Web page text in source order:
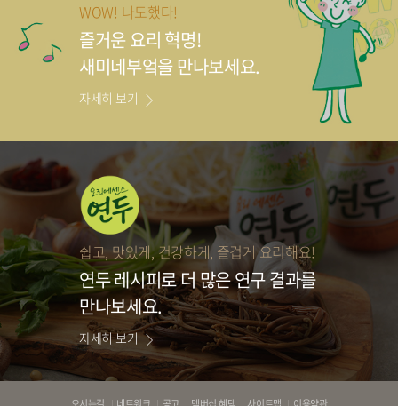
WOW! 나도했다!
즐거운 요리 혁명!
새미네부엌을 만나보세요.
자세히 보기
쉽고, 맛있게, 건강하게, 즐겁게 요리해요!
연두 레시피로더 많은 연구 결과를
만나보세요.
자세히 보기